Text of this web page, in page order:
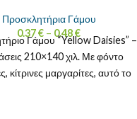
Προσκλητήρια Γάμου
0.37€ – 0.48€
Γάμου “Yellow Daisies” –
210×140 χιλ. Με φόντο
κίτρινες μαργαρίτες, αυτό το